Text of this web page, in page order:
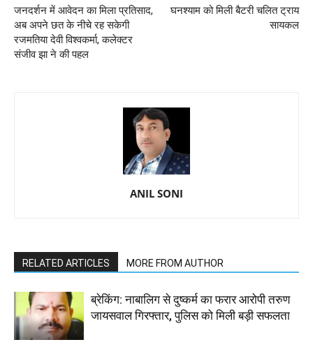
जनदर्शन में आवेदन का मिला प्रतिसाद,
अब अपने छत के नीचे रह सकेगी
रजमतिया देवी विश्वकर्मा, कलेक्टर
संजीव झा ने की पहल
घनश्याम को मिली बैटरी चलित ट्राय
सायकल
ANIL SONI
RELATED ARTICLES MORE FROM AUTHOR
ब्रेकिंग: नाबालिग से दुष्कर्म का फरार आरोपी तरुण
जायसवाल गिरफ्तार, पुलिस को मिली बड़ी सफलता